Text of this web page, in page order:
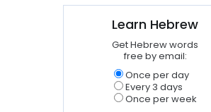
Learn Hebrew
Get Hebrew words
free by email:
Once per day
Every 3 days
Once per week